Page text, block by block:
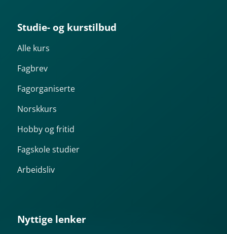
Studie- og kurstilbud
Alle kurs
Fagbrev
Fagorganiserte
Norskkurs
Hobby og fritid
Fagskole studier
Arbeidsliv
Nyttige lenker